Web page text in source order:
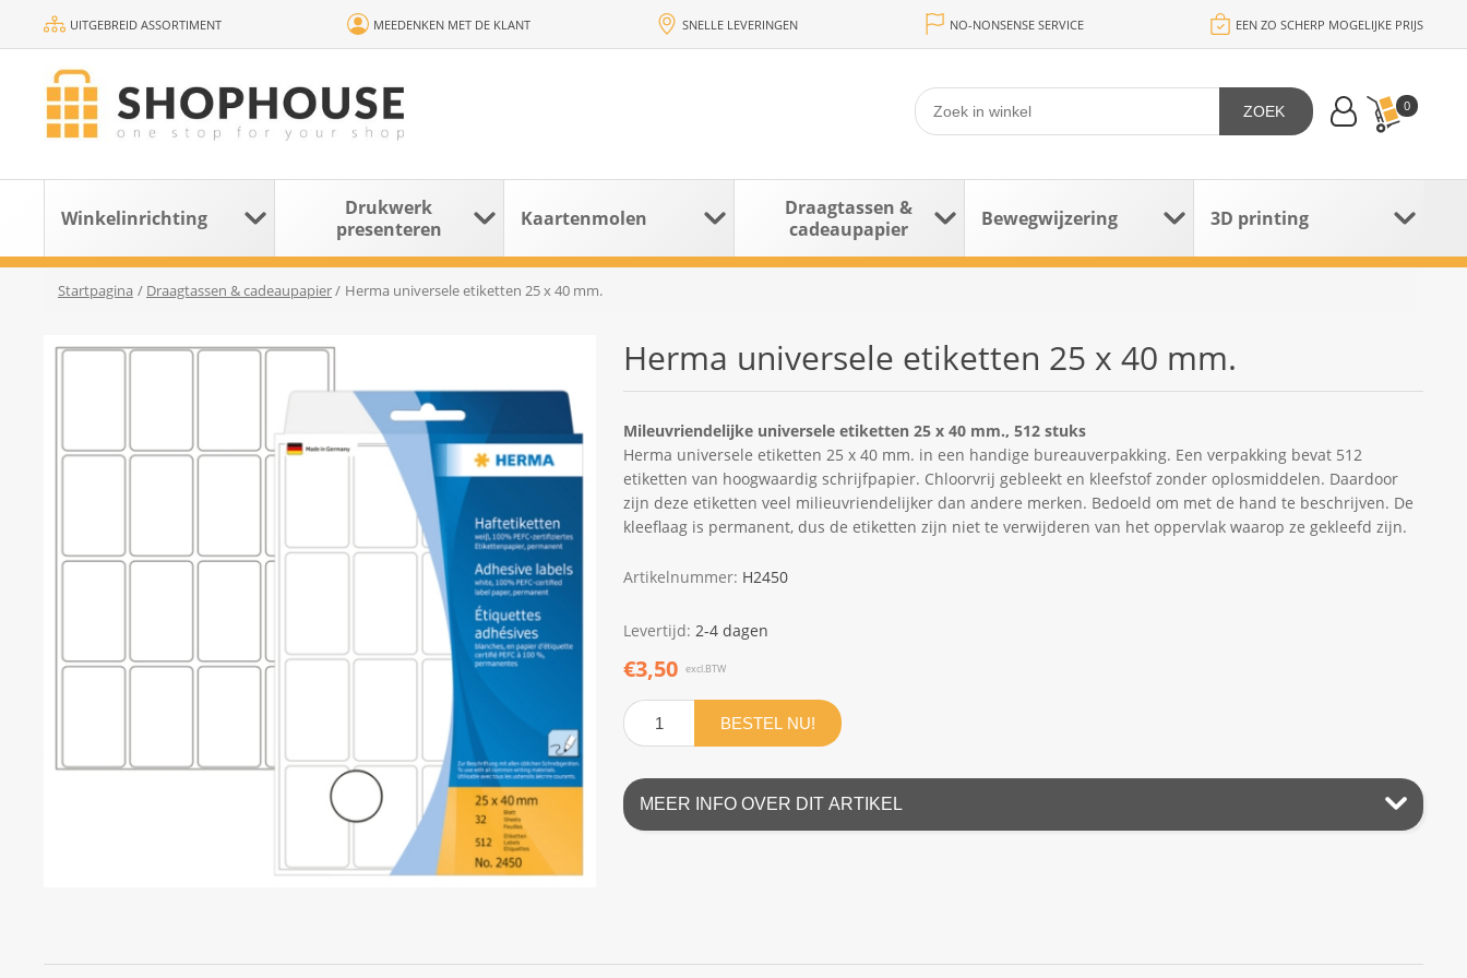
UITGEBREID ASSORTIMENT MEEDENKEN MET DE KLANT SNELLE LEVERINGEN NO-NONSENSE SERVICE EEN ZO SCHERP MOGELIJKE PRIJS
0
ZOEK
Winkelinrichting
Drukwerk
presenteren
Kaartenmolen
Draagtassen &
cadeaupapier
Bewegwijzering 3D printing
Startpagina / Draagtassen & cadeaupapier/ Herma universele etiketten 25 x 40 mm.
Herma universele etiketten 25 x 40 mm.
Mileuvriendelijke universele etiketten 25 x 40 mm., 512 stuks
Herma universele etiketten 25 x 40 mm. in een handige bureauverpakking. Een verpakking bevat 512
etiketten van hoogwaardig schrijfpapier. Chloorvrij gebleekt en kleefstof zonder oplosmiddelen. Daardoor
zijn deze etiketten veel milieuvriendelijker dan andere merken. Bedoeld om met de hand te beschrijven. De
kleeflaag is permanent, dus de etiketten zijn niet te verwijderen van het oppervlak waarop ze gekleefd zijn.
Artikelnummer: H2450
Levertijd: 2-4 dagen
€3,50 excl.BTW
BESTEL NU!
MEER INFO OVER DIT ARTIKEL